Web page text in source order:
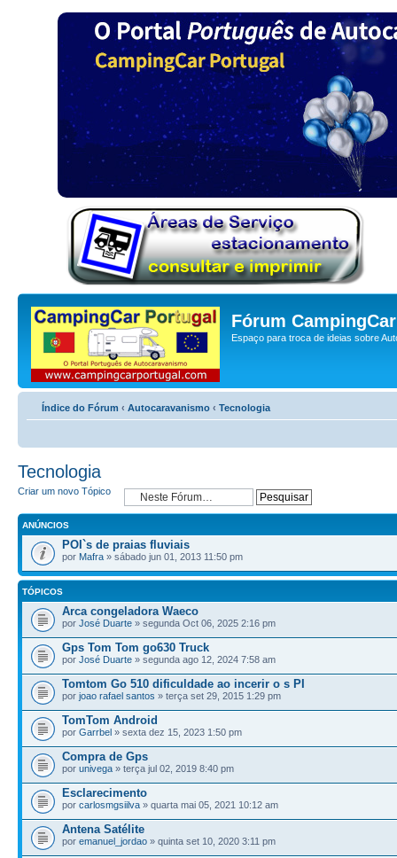
Fórum
Espaço para troca de ideias sobre
Índice do Fórum ‹ Autocaravanismo ‹ Tecnologia
Tecnologia
Criar um novo Tópico
ANÚNCIOS
POI`s de praias fluviais
por Mafra » sábado jun 01, 2013 11:50 pm
TÓPICOS
Arca congeladora Waeco
por José Duarte » segunda Oct 06, 2025 2:16 pm
Gps Tom Tom go630 Truck
por José Duarte » segunda ago 12, 2024 7:58 am
Tomtom Go 510 dificuldade ao incerir o s PI
por joao rafael santos » terça set 29, 2015 1:29 pm
TomTom Android
por Garrbel » sexta dez 15, 2023 1:50 pm
Compra de Gps
por univega » terça jul 02, 2019 8:40 pm
Esclarecimento
por carlosmgsiilva » quarta mai 05, 2021 10:12 am
Antena Satélite
por emanuel_jordao » quinta set 10, 2020 3:11 pm